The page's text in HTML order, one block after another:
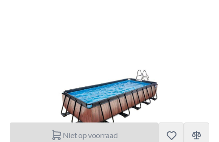
Exit Toys
-25%
Niet op voorraad